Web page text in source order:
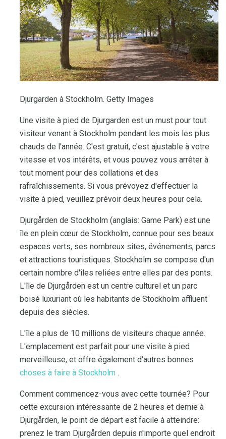
Djurgarden à Stockholm. Getty Images
Une visite à pied de Djurgarden est un must pour tout
visiteur venant à Stockholm pendant les mois les plus
chauds de l'année. C'est gratuit, c'est ajustable à votre
vitesse et vos intérêts, et vous pouvez vous arrêter à
tout moment pour des collations et des
rafraîchissements. Si vous prévoyez d'effectuer la
visite à pied, veuillez prévoir deux heures pour cela.
Djurgården de Stockholm (anglais: Game Park) est une
île en plein cœur de Stockholm, connue pour ses beaux
espaces verts, ses nombreux sites, événements, parcs
et attractions touristiques. Stockholm se compose d'un
certain nombre d'îles reliées entre elles par des ponts.
L'île de Djurgården est un centre culturel et un parc
boisé luxuriant où les habitants de Stockholm affluent
depuis des siècles.
L'île a plus de 10 millions de visiteurs chaque année.
L'emplacement est parfait pour une visite à pied
merveilleuse, et offre également d'autres bonnes
choses à faire à Stockholm .
Comment commencez-vous avec cette tournée? Pour
cette excursion intéressante de 2 heures et demie à
Djurgården, le point de départ est facile à atteindre:
prenez le tram Djurgården depuis n'importe quel endroit